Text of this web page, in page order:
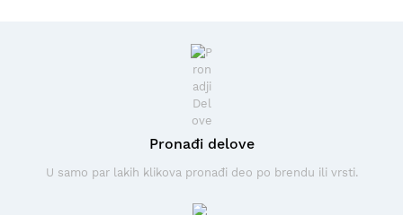
Pronađi delove
U samo par lakih klikova pronađi deo po brendu ili vrsti.